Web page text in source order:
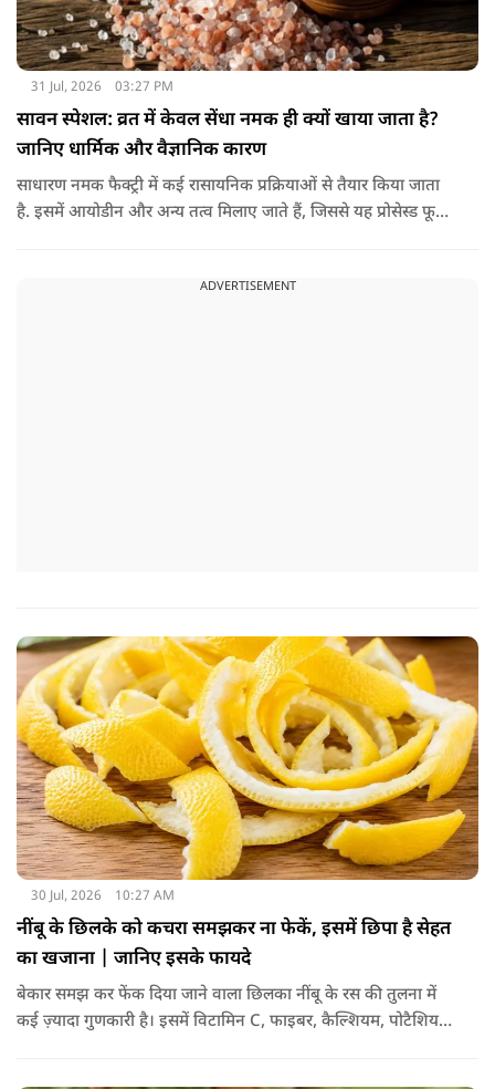
31 Jul, 2026 03:27 PM
सावन स्पेशल: व्रत में केवल सेंधा नमक ही क्यों खाया जाता है?
जानिए धार्मिक और वैज्ञानिक कारण
साधारण नमक फैक्ट्री में कई रासायनिक प्रक्रियाओं से तैयार किया जाता
है. इसमें आयोडीन और अन्य तत्व मिलाए जाते हैं, जिससे यह प्रोसेस्ड फूड
जाता, इसलिए इसे अधिक शुद्ध माना जाता है.
ADVERTISEMENT
30 Jul, 2026 10:27 AM
नींबू के छिलके को कचरा समझकर ना फेकें, इसमें छिपा है सेहत
का खजाना | जानिए इसके फायदे
बेकार समझ कर फेंक दिया जाने वाला छिलका नींबू के रस की तुलना में
कई ज़्यादा गुणकारी है। इसमें विटामिन C, फाइबर, कैल्शियम, पोटैशियम